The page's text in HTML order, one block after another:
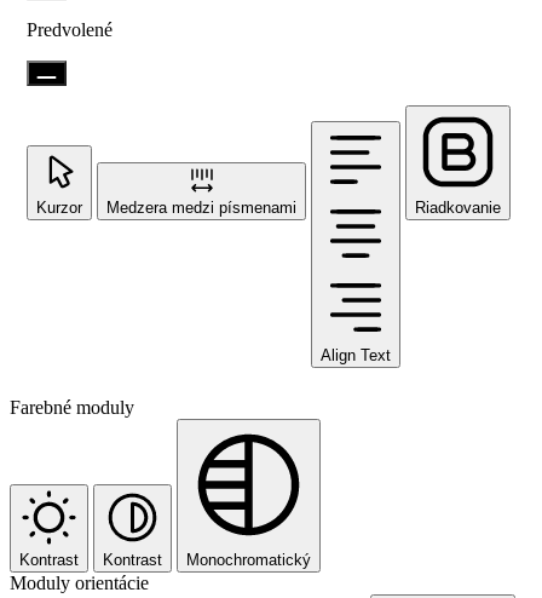
Predvolené
Kurzor Medzera medzi písmenami
Align Text
Riadkovanie
Farebné moduly
Kontrast Kontrast Monochromatický
Moduly orientácie